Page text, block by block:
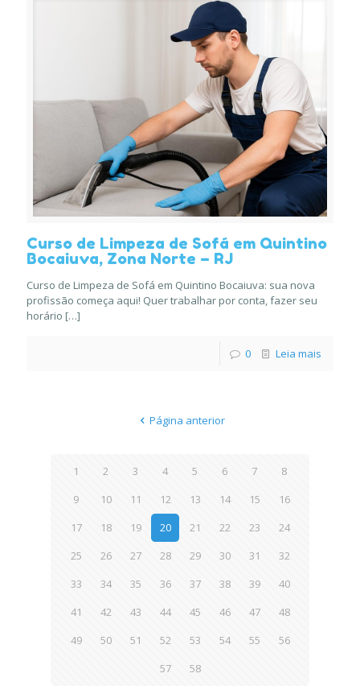
Curso de Limpeza de Sofá em Quintino
Bocaiuva, Zona Norte – RJ
Curso de Limpeza de Sofá em Quintino Bocaiuva: sua nova
profissão começa aqui! Quer trabalhar por conta, fazer seu
horário […]
0 Leia mais
Página anterior
1 2 3 4 5 6 7
8
9
10 11 12 13 14 15
16
17
18 19 20 21 22 23
24
25
26 27 28 29 30 31
32
33
34 35 36 37 38 39
40
41
42 43 44 45 46 47
48
49
50 51 52 53 54 55
56
57
58